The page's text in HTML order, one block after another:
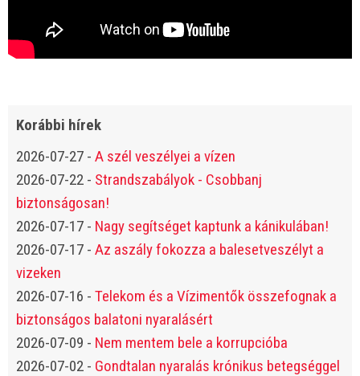
Korábbi hírek
2026-07-27 - A szél veszélyei a vízen
2026-07-22 - Strandszabályok - Csobbanj
biztonságosan!
2026-07-17 - Nagy segítséget kaptunk a kánikulában!
2026-07-17 - Az aszály fokozza a balesetveszélyt a
vizeken
2026-07-16 - Telekom és a Vízimentők összefognak a
biztonságos balatoni nyaralásért
2026-07-09 - Nem mentem bele a korrupcióba
2026-07-02 - Gondtalan nyaralás krónikus betegséggel